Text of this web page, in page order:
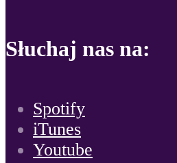
Słuchaj nas na:
Spotify
iTunes
Youtube